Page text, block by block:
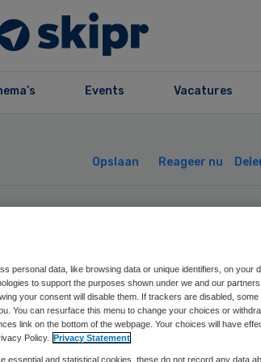
Events Vacatures
Opslaan Reageer nu
moet
personal data, like browsing data or unique identifiers, on your
to support the purposes shown under we and our
your consent will disable them. If trackers are disabled, some
You can resurface this menu to change your choices or
link on the bottom of the webpage. Your choices will have
Policy.
Privacy Statement
essential and statistical cookies, these do not record any data